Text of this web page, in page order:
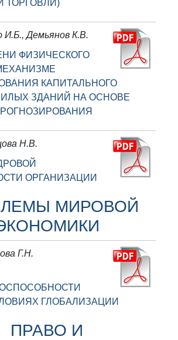
ТОРГОВЛИ)
И.Б., Демьянов К.В.
ФИЗИЧЕСКОГО
КАПИТАЛЬНОГО
ЗДАНИЙ НА ОСНОВЕ
Н.В.
ОРГАНИЗАЦИИ
МИРОВОЙ
Г.Н.
ГЛОБАЛИЗАЦИИ
ПРАВО И